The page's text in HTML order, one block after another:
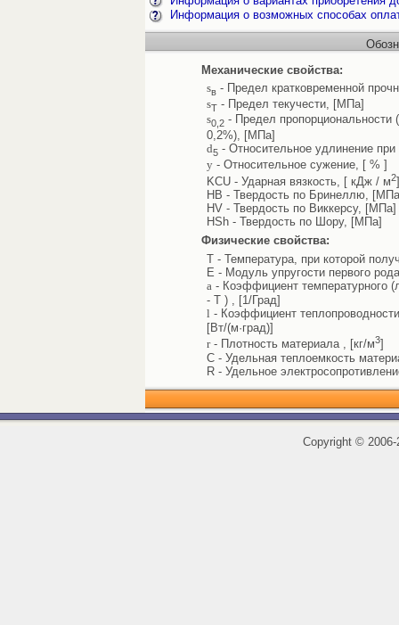
Информация о возможных способах
Механические свойства:
sв - Предел кратковременной
sТ- Предел текучести, [МПа]
s0,2- Предел пропорциональности
0,2%), [МПа]
d5- Относительное удлинение
y- Относительное сужение, [ % ]
KCU - Ударная вязкость, [ кДж / м2]
HB - Твердость по Бринеллю,
HV - Твердость по Виккерсу, [МПа]
HSh - Твердость по Шору, [МПа]
Физические свойства:
T - Температура, при которой
E - Модуль упругости первого
a- Коэффициент температурного
- T ) , [1/Град]
l - Коэффициент
[Вт/(м·град)]
r- Плотность материала , [кг/м3]
C - Удельная теплоемкость
R - Удельное
Copyright ©